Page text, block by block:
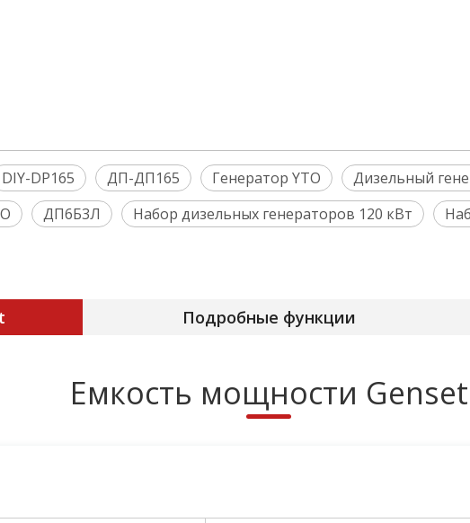
DIY-DP165 ДП-ДП165 Генератор YTO
Дизельный
ДП6Б3Л Набор дизельных генераторов 120 кВт
Подробные функции
Емкость мощности Genset